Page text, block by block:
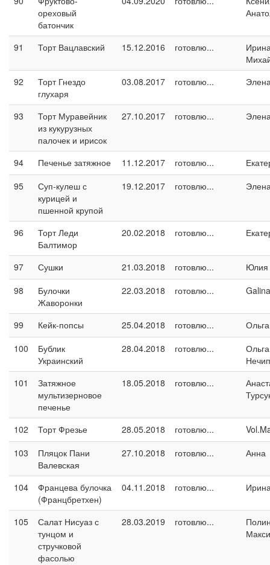
ореховый
батончик
91 Торт Вацлавский 15.12.2016 готовлю...
92
Торт Гнездо
глухаря
03.08.2017 готовлю...
93
Торт Муравейник
из кукурузных
палочек и ирисок
27.10.2017 готовлю...
94 Печенье затяжное 11.12.2017 готовлю...
95
Суп-кулеш с
курицей и
пшенной крупой
19.12.2017 готовлю...
96
Торт Леди
Балтимор
20.02.2018 готовлю...
97 Сушки 21.03.2018 готовлю...
Юлия
98
Булочки
Жаворонки
22.03.2018 готовлю...
99 Кейк-попсы 25.04.2018 готовлю...
100
Бублик
Украинский
28.04.2018 готовлю...
Ольга
101
Затяжное
мультизерновое
печенье
18.05.2018 готовлю...
102 Торт Фрезье 28.05.2018 готовлю...
103
Пляцок Пани
Валевская
27.10.2018 готовлю... Анна
104
Францева булочка
(Францбретхен)
04.11.2018 готовлю...
105
Салат Нисуаз с
тунцом и
стручковой
фасолью
28.03.2019 готовлю...